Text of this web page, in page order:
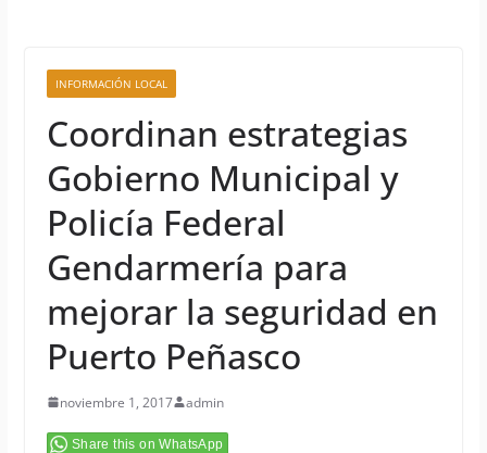
INFORMACIÓN LOCAL
Coordinan estrategias
Gobierno Municipal y
Policía Federal
Gendarmería para
mejorar la seguridad en
Puerto Peñasco
noviembre 1, 2017 admin
Share this on WhatsApp